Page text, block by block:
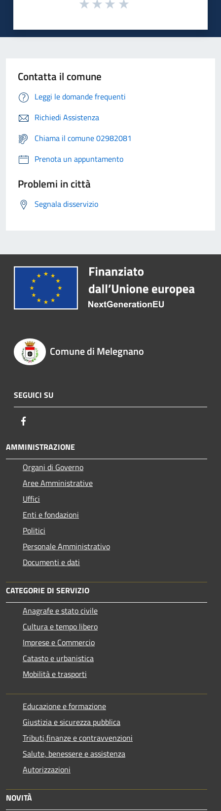
Contatta il comune
Leggi le domande frequenti
Richiedi Assistenza
Chiama il comune 02982081
Prenota un appuntamento
Problemi in città
Segnala disservizio
Comune di Melegnano
SEGUICI SU
AMMINISTRAZIONE
Organi di Governo
Aree Amministrative
Uffici
Enti e fondazioni
Politici
Personale Amministrativo
Documenti e dati
CATEGORIE DI SERVIZIO
Anagrafe e stato civile
Cultura e tempo libero
Imprese e Commercio
Catasto e urbanistica
Mobilità e trasporti
Educazione e formazione
Giustizia e sicurezza pubblica
Tributi,finanze e contravvenzioni
Salute, benessere e assistenza
Autorizzazioni
NOVITÀ